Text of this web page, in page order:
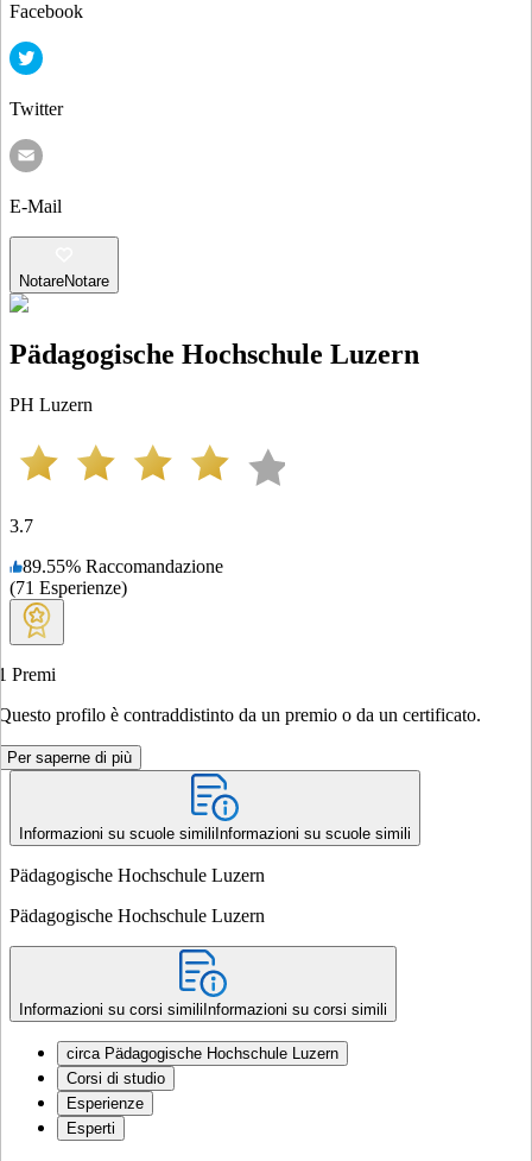
Facebook
Twitter
E-Mail
NotareNotare
Pädagogische Hochschule Luzern
PH Luzern
3.7
89.55% Raccomandazione
(71 Esperienze)
Premi
profilo è contraddistinto da un premio o da un certificato.
Per saperne di più
Informazioni su scuole simili Informazioni su scuole simili
Pädagogische Hochschule Luzern
Pädagogische Hochschule Luzern
Informazioni su corsi simili Informazioni su corsi simili
circa Pädagogische Hochschule Luzern
Corsi di studio
Esperienze
Esperti